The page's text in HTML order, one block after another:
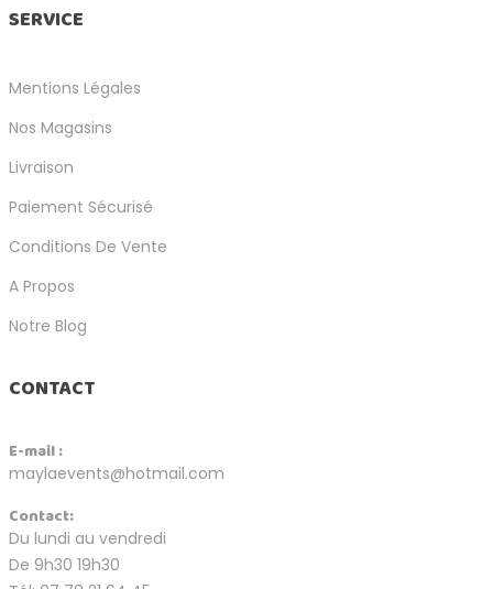
SERVICE
Mentions Légales
Nos Magasins
Livraison
Paiement Sécurisé
Conditions De Vente
A Propos
Notre Blog
CONTACT
E-mail :
maylaevents@hotmail.com
Contact:
Du lundi au vendredi
De 9h30 19h30